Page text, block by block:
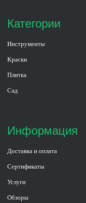
Категории
Инструменты
Краски
Плитка
Сад
Информация
Доставка и оплата
Сертификаты
Услуги
Обзоры